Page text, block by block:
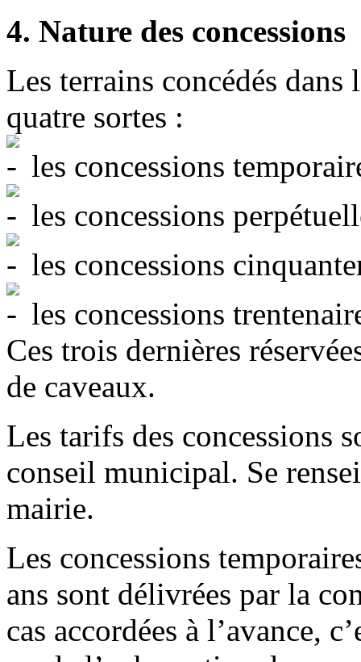
4. Nature des concessions
Les terrains concédés
quatre sortes :
les concessions
les concessions
les concessions
les concessions
Ces trois dernières
de caveaux.
Les tarifs des concessions
conseil municipal. Se
mairie.
Les concessions
ans sont délivrées par la
cas accordées à l’avance,